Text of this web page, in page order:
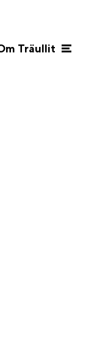
Träullit